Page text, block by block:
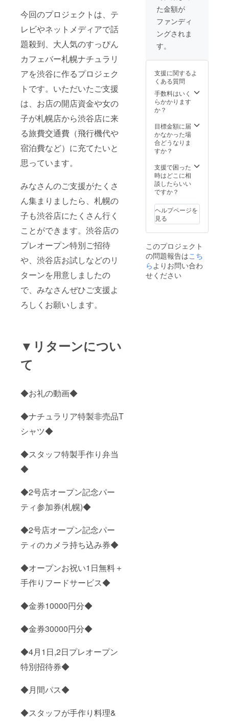
今回のプロジェクトは、テ
レビやネットメディアで話
題殺到、大人気のすっぴん
カフェバー札幌ナチュラリ
アを渋谷に作るプロジェク
トです。いただいたご支援
は、お店の開店資金や女の
子が札幌店から渋谷店に来
る旅費交通費（飛行機代や
宿泊費など）に充てたいと
思っています。
みなさんのご支援がたくさ
ん集まりましたら、札幌の
子も渋谷店にたくさん行く
ことができます。渋谷店の
プレオープン特別ご招待
や、渋谷店お試しなどのリ
ターンを用意しましたの
で、みなさんぜひご支援よ
ろしくお願いします。
▼リターンについ
て
◆お礼の動画◆
◆ナチュラリア特製非売品T
シャツ◆
◆スタッフ特製手作り弁当
◆
◆2号店オープン記念パー
ティ参加券(札幌)◆
◆2号店オープン記念パー
ティのカメラ持ち込み券◆
◆オープンお祝い1日無料＋
手作りフードサービス◆
◆金券10000円分◆
◆金券30000円分◆
◆4月1日,2日プレオープン
特別招待券◆
◆月間パス◆
◆スタッフが手作り料理&
ンパン付き♪4月
1日,2日 プレ
オープン特別招
待券(渋谷店)・
スタッフが手作
り料理&ケーキ
で祝ってくれる
誕生会をそれぞ
れ1つずつ使用で
きます
た金額が
ファンディ
ングされま
す。
支援に関するよ
くある質問
手数料はいく
らかかります
か？
目標金額に届
かなかった場
合どうなりま
すか？
支援で困った
時はどこに相
談したらいい
ですか？
ヘルプページを
見る
このプロジェクト
の問題報告はこち
らよりお問い合わ
せください